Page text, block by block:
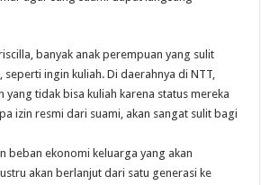
banyak anak perempuan yang sulit
ingin kuliah. Di daerahnya di NTT,
yang tidak bisa kuliah karena status mereka
izin resmi dari suami, akan sangat sulit bagi
beban ekonomi keluarga yang akan
akan berlanjut dari satu generasi ke